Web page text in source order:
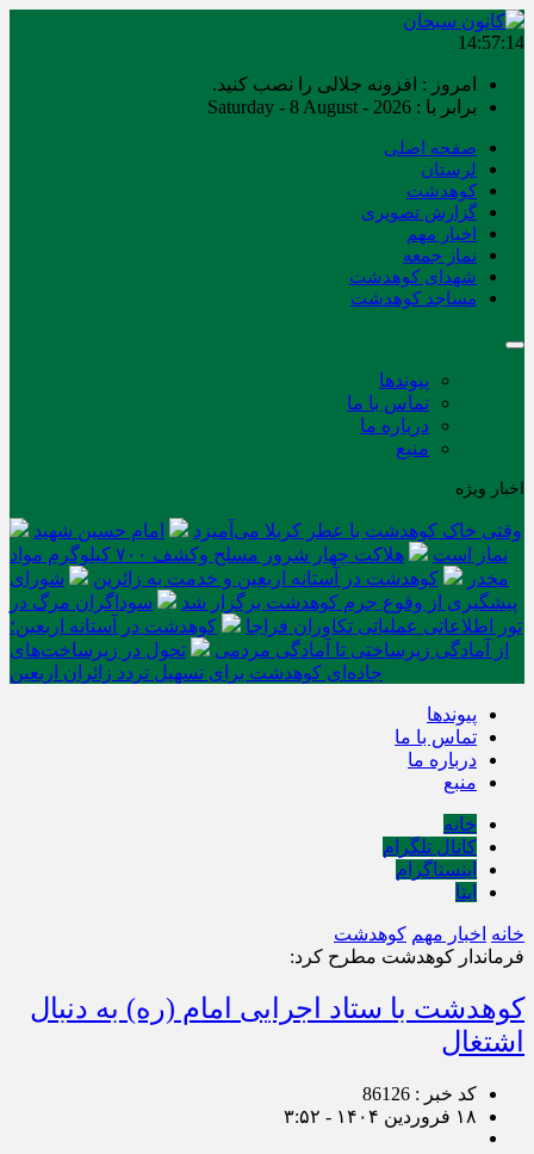
14:57:14
امروز : افزونه جلالی را نصب کنید.
برابر با : Saturday - 8 August - 2026
صفحه اصلی
لرستان
کوهدشت
گزارش تصویری
اخبار مهم
نماز جمعه
شهدای کوهدشت
مساجد کوهدشت
پیوندها
تماس با ما
درباره ما
منبع
اخبار ویژه
وقتی خاک کوهدشت با عطر کربلا می‌آمیزد
امام حسین شهید
نماز است
هلاکت چهار شرور مسلح وکشف ۷۰۰ کیلوگرم مواد
مخدر
کوهدشت در آستانه اربعین و خدمت‌ به زائرین
شورای
پیشگیری از وقوع جرم کوهدشت برگزار شد
سوداگران مرگ در
تور اطلاعاتی عملیاتی تکاوران فراجا
کوهدشت در آستانه اربعین؛
از آمادگی زیرساختی تا آمادگی مردمی
تحول در زیرساخت‌های
جاده‌ای کوهدشت برای تسهیل تردد زائران اربعین
پیوندها
تماس با ما
درباره ما
منبع
خانه
کانال تلگرام
اینستاگرام
ایتا
خانه اخبار مهم کوهدشت
فرماندار کوهدشت مطرح کرد:
کوهدشت با ستاد اجرایی امام (ره) به دنبال
اشتغال
کد خبر : 86126
۱۸ فروردین ۱۴۰۴ - ۳:۵۲